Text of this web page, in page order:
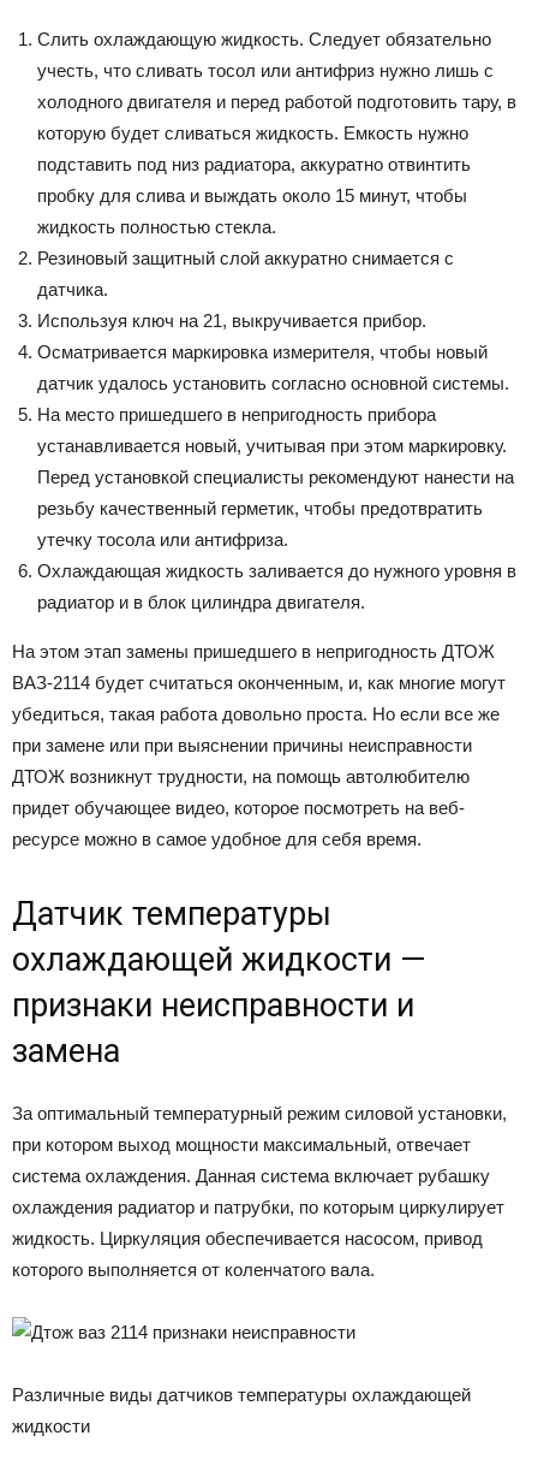
Слить охлаждающую жидкость. Следует обязательно
учесть, что сливать тосол или антифриз нужно лишь с
холодного двигателя и перед работой подготовить тару, в
которую будет сливаться жидкость. Емкость нужно
подставить под низ радиатора, аккуратно отвинтить
пробку для слива и выждать около 15 минут, чтобы
жидкость полностью стекла.
Резиновый защитный слой аккуратно снимается с
датчика.
Используя ключ на 21, выкручивается прибор.
Осматривается маркировка измерителя, чтобы новый
датчик удалось установить согласно основной системы.
На место пришедшего в непригодность прибора
устанавливается новый, учитывая при этом маркировку.
Перед установкой специалисты рекомендуют нанести на
резьбу качественный герметик, чтобы предотвратить
утечку тосола или антифриза.
Охлаждающая жидкость заливается до нужного уровня в
радиатор и в блок цилиндра двигателя.
На этом этап замены пришедшего в непригодность ДТОЖ
ВАЗ-2114 будет считаться оконченным, и, как многие могут
убедиться, такая работа довольно проста. Но если все же
при замене или при выяснении причины неисправности
ДТОЖ возникнут трудности, на помощь автолюбителю
придет обучающее видео, которое посмотреть на веб-
ресурсе можно в самое удобное для себя время.
Датчик температуры
охлаждающей жидкости —
признаки неисправности и
замена
За оптимальный температурный режим силовой установки,
при котором выход мощности максимальный, отвечает
система охлаждения. Данная система включает рубашку
охлаждения радиатор и патрубки, по которым циркулирует
жидкость. Циркуляция обеспечивается насосом, привод
которого выполняется от коленчатого вала.
Различные виды датчиков температуры охлаждающей
жидкости